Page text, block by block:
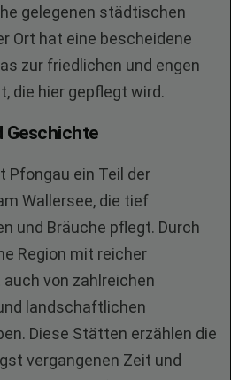
gelegenen städtischen
Ort hat eine bescheidene
zur friedlichen und engen
die hier gepflegt wird.
Geschichte
Pfongau ein Teil der
Wallersee, die tief
und Bräuche pflegt. Durch
Region mit reicher
von zahlreichen
landschaftlichen
Diese Stätten erzählen die
vergangenen Zeit und